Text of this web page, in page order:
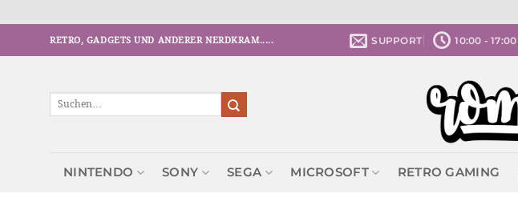
RETRO, GADGETS UND ANDERER NERDKRAM..... SUPPORT 10:00 - 17:00
Suchen
NINTENDO SONY SEGA MICROSOFT RETRO GAMING